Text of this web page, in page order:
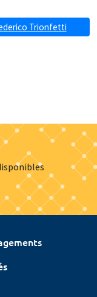
Trionfetti